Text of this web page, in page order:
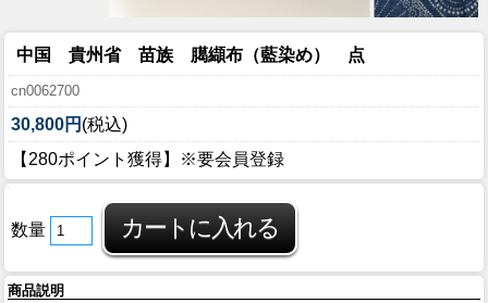
中国 貴州省 苗族 臈纈布（藍染め） 点
cn0062700
30,800円 (税込)
【280ポイント獲得】※要会員登録
数量
商品説明